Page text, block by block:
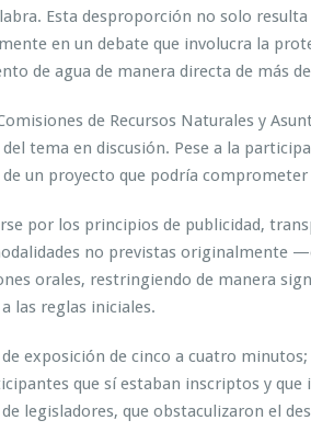
Esta desproporción no solo
en un debate que involucra la
de agua de manera directa de más
de Recursos Naturales y
tema en discusión. Pese a la
un proyecto que podría
por los principios de publicidad,
no previstas originalmente
orales, restringiendo de manera
las reglas iniciales.
exposición de cinco a cuatro
que sí estaban inscriptos y que
legisladores, que obstaculizaron el